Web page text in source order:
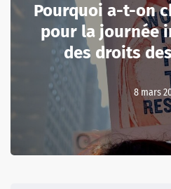
Pourquoi a-t-on
pour la journée
des droits
8 mars